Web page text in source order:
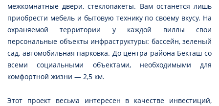
межкомнатные двери, стеклопакеты. Вам останется лишь
приобрести мебель и бытовую технику по своему вкусу. На
охраняемой территории у каждой виллы свои
персональные объекты инфраструктуры: бассейн, зеленый
сад, автомобильная парковка. До центра района Бекташ со
всеми социальными объектами, необходимыми для
комфортной жизни — 2,5 км.
Этот проект весьма интересен в качестве инвестиций,